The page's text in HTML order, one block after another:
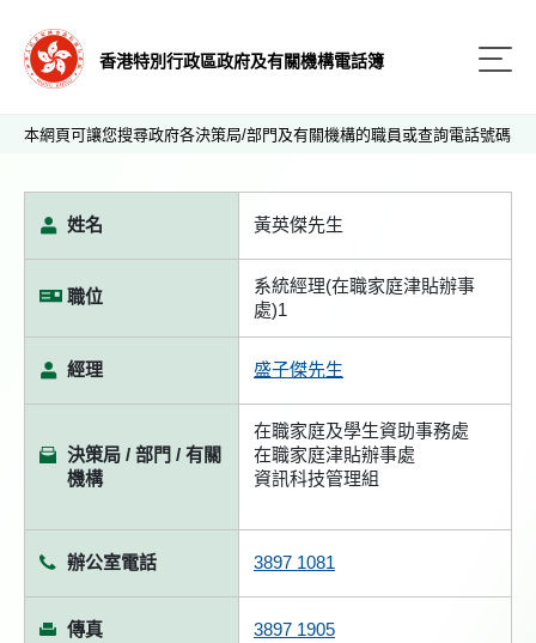
香港特別行政區政府及有關機構電話簿
本網頁可讓您搜尋政府各決策局/部門及有關機構的職員或查詢電話號碼
姓名 黃英傑先生
職位
系統經理(在職家庭津貼辦事
處)1
經理 盛子傑先生
決策局 / 部門 / 有關
機構
在職家庭及學生資助事務處
在職家庭津貼辦事處
資訊科技管理組
辦公室電話 3897 1081
傳真 3897 1905